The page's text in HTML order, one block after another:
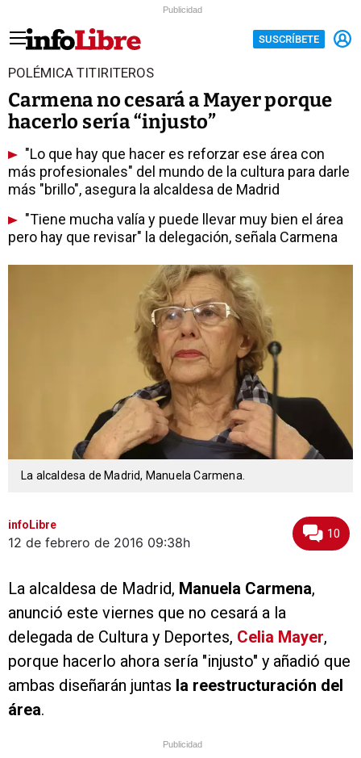
Publicidad
SUSCRÍBETE
POLÉMICA TITIRITEROS
Carmena no cesará a Mayer porque
hacerlo sería “injusto”
"Lo que hay que hacer es reforzar ese área con
más profesionales" del mundo de la cultura para darle
más "brillo", asegura la alcaldesa de Madrid
"Tiene mucha valía y puede llevar muy bien el área
pero hay que revisar" la delegación, señala Carmena
La alcaldesa de Madrid, Manuela Carmena.
infoLibre
12 de febrero de 2016 09:38h
10
La alcaldesa de Madrid, Manuela Carmena,
anunció este viernes que no cesará a la
delegada de Cultura y Deportes, Celia Mayer,
porque hacerlo ahora sería "injusto" y añadió que
ambas diseñarán juntas la reestructuración del
área.
Publicidad